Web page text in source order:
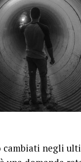
cambiati negli